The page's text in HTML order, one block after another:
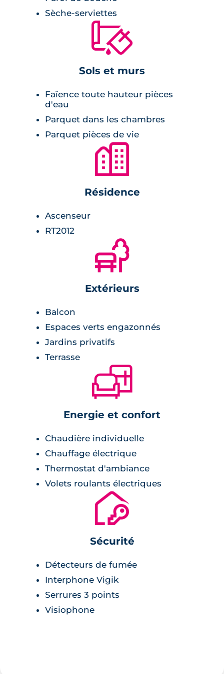
pour se ressourcer.
Sèche-serviettes
🔨
Sols et murs
Faïence toute hauteur pièces
d'eau
Parquet dans les chambres
Parquet pièces de vie
🏙
Résidence
Ascenseur
RT2012
🌲
Extérieurs
Balcon
Espaces verts engazonnés
Jardins privatifs
Terrasse
🛋
Energie et confort
Chaudière individuelle
Chauffage électrique
Thermostat d'ambiance
Volets roulants électriques
🔐
Sécurité
Détecteurs de fumée
Interphone Vigik
Serrures 3 points
Visiophone